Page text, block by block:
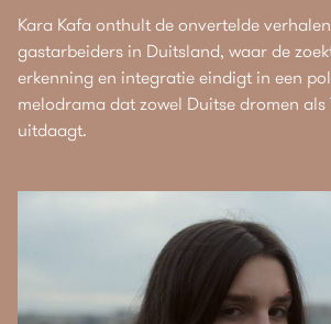
Kara Kafa onthult de onvertelde
gastarbeiders in Duitsland, waar de
erkenning en integratie eindigt in een
melodrama dat zowel Duitse dromen als
uitdaagt.